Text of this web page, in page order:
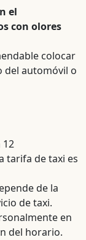
el
con olores
colocar
del automóvil o
12
tarifa de taxi es
de la
de taxi.
en
del horario.